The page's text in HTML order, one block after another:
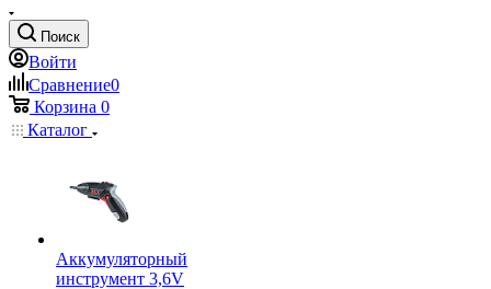
Поиск
Войти
Сравнение0
Корзина 0
Каталог
Аккумуляторный
инструмент 3,6V